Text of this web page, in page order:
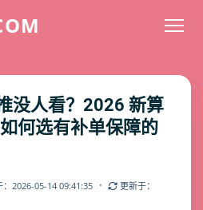
没人看？2026 新算
何选有补单保障的
：2026-05-14 09:41:35 ·
更新于：